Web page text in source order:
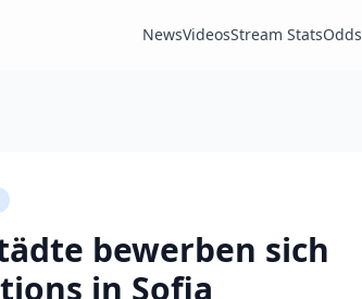
NewsVideosStream StatsOdds
bewerben sich
in Sofia